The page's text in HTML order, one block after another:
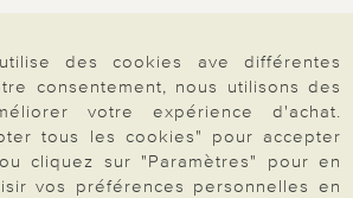
des cookies ave différentes
consentement, nous utilisons des
votre expérience d'achat.
tous les cookies" pour accepter
cliquez sur "Paramètres" pour en
vos préférences personnelles en